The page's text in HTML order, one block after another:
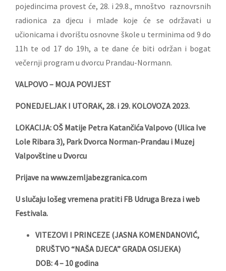
pojedincima provest će, 28. i 29.8., mnoštvo raznovrsnih
radionica za djecu i mlade koje će se održavati u
učionicama i dvorištu osnovne škole u terminima od 9 do
11h te od 17 do 19h, a te dane će biti održan i bogat
večernji program u dvorcu Prandau-Normann.
VALPOVO – MOJA POVIJEST
PONEDJELJAK I UTORAK, 28. i 29. KOLOVOZA 2023.
LOKACIJA: OŠ Matije Petra Katančića Valpovo (Ulica Ive
Lole Ribara 3), Park Dvorca Norman-Prandau i Muzej
Valpovštine u Dvorcu
Prijave nawww.zemljabezgranica.com
U slučaju lošeg vremena pratiti FB Udruga Breza i web
Festivala.
VITEZOVI I PRINCEZE (JASNA KOMENDANOVIĆ,
DRUŠTVO “NAŠA DJECA” GRADA OSIJEKA)
DOB: 4 – 10 godina